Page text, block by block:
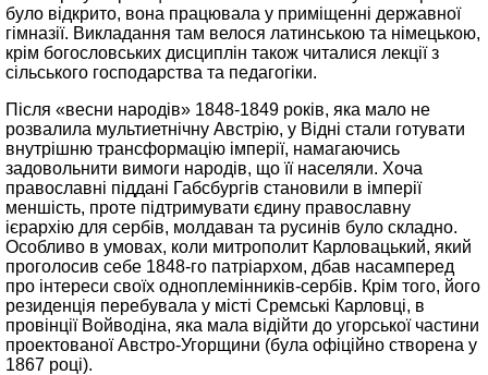
було відкрито, вона працювала у приміщенні державної
гімназії. Викладання там велося латинською та німецькою,
крім богословських дисциплін також читалися лекції з
сільського господарства та педагогіки.
Після «весни народів» 1848-1849 років, яка мало не
розвалила мультиетнічну Австрію, у Відні стали готувати
внутрішню трансформацію імперії, намагаючись
задовольнити вимоги народів, що її населяли. Хоча
православні піддані Габсбургів становили в імперії
меншість, проте підтримувати єдину православну
ієрархію для сербів, молдаван та русинів було складно.
Особливо в умовах, коли митрополит Карловацький, який
проголосив себе 1848-го патріархом, дбав насамперед
про інтереси своїх одноплемінників-сербів. Крім того, його
резиденція перебувала у місті Сремські Карловці, в
провінції Войводіна, яка мала відійти до угорської частини
проектованої Австро-Угорщини (була офіційно створена у
1867 році).